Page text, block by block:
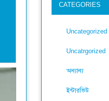
CATEGORIES
Uncategorized
Uncatrgorized
অন্যান্য
ইন্টারভিউ